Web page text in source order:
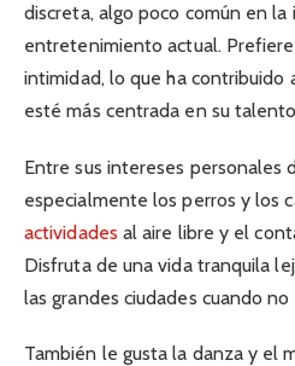
discreta, algo poco común en la
entretenimiento actual.
intimidad, lo que ha contribuido
esté más centrada en su
Entre sus intereses personales
especialmente los perros y los
actividades al aire libre y el
Disfruta de una vida tranquila
las grandes ciudades cuando
También le gusta la danza y el